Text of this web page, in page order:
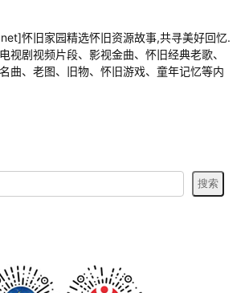
怀旧家园精选怀旧资源故事,共寻美好回忆.
视剧视频片段、影视金曲、怀旧经典老歌、
曲、老图、旧物、怀旧游戏、童年记忆等内